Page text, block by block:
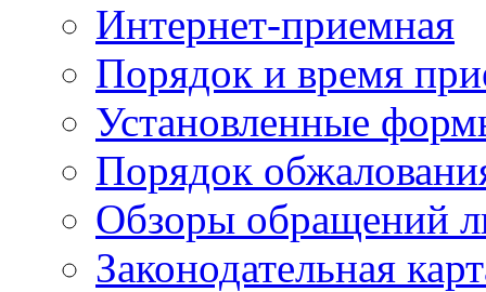
Интернет-приемная
Порядок и время
Установленные
Порядок
Обзоры обращений
Законодательная